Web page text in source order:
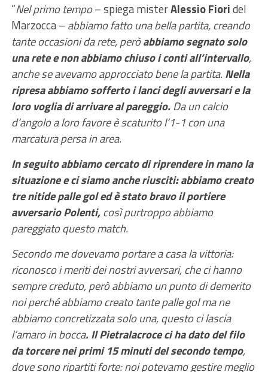
“Nel primo tempo– spiega misterAlessio Fioridel
Marzocca – abbiamo fatto una bella partita, creando
tante occasioni da rete, peròabbiamo segnato solo
una rete e non abbiamo chiuso i conti all’intervallo,
anche se avevamo approcciato bene la partita. Nella
ripresa abbiamo sofferto i lanci degli avversari e la
loro voglia di arrivare al pareggio.Da un calcio
d’angolo a loro favore è scaturito l’1-1 con una
marcatura persa in area.
In seguito abbiamo cercato di riprendere in mano la
situazione e ci siamo anche riusciti: abbiamo creato
tre nitide palle gol ed è stato bravo il portiere
avversario Polenti,così purtroppo abbiamo
pareggiato questo match.
Secondo me dovevamo portare a casa la vittoria:
riconosco i meriti dei nostri avversari, che ci hanno
sempre creduto, però abbiamo un punto di demerito
noi perché abbiamo creato tante palle gol ma ne
abbiamo concretizzata solo una, questo ci lascia
l’amaro in bocca. Il Pietralacroce ci ha dato del filo
da torcere nei primi 15 minuti del secondo tempo,
dove sono ripartiti forte: noi potevamo gestire meglio